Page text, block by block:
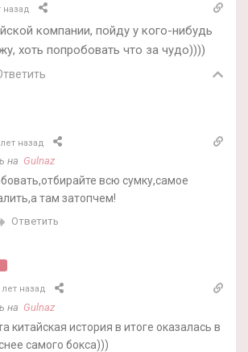
назад
компании, пойду у кого-нибудь
хоть попробовать что за чудо))))
назад
на Gulnaz
всю сумку,самое
там затопчем!
Ответить
лет назад
на Gulnaz
китайская история в итоге оказалась в
самого бокса)))